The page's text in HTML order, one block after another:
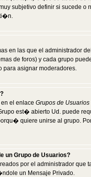
subjetivo definir si sucede
en las que el administrador
de foros) y cada grupo
para asignar moderadores.
el enlace Grupos de Usuarios
est� abierto Ud. puede
quiere unirse al grupo.
un Grupo de Usuarios?
por el administrador
un Mensaje Privado.